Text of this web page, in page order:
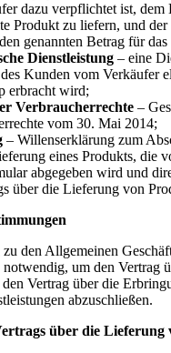
dazu verpflichtet ist,
Produkt zu liefern, und
genannten Betrag für
Dienstleistung – eine
Kunden vom Verkäufer
erbracht wird;
Verbraucherrechte –
vom 30. Mai 2014;
– Willenserklärung zum
eines Produkts, die
abgegeben wird und
über die Lieferung von
den Allgemeinen
um den Vertrag
Vertrag über die
abzuschließen.
über die Lieferung